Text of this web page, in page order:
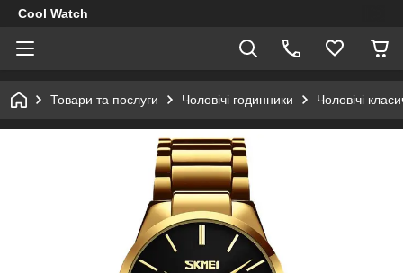
Cool Watch
Товари та послуги Чоловічі годинники Чоловічі